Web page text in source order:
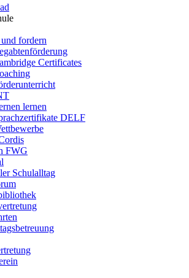
fordern
Certificates
lernen
DELF
FWG
Schulalltag